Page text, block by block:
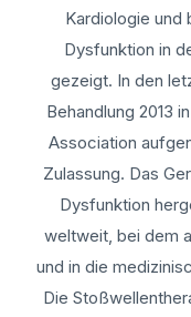
Kardiologie und
Dysfunktion in
gezeigt. In den
Behandlung 2013
Association
Zulassung. Das
Dysfunktion
weltweit, bei dem
und in die
Die